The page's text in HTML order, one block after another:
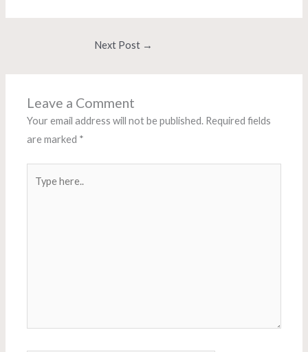
Next Post →
Leave a Comment
Your email address will not be published. Required fields
are marked *
here..